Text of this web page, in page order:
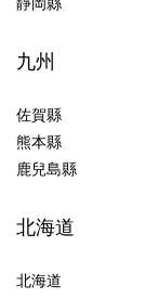
九州
佐賀縣
熊本縣
鹿兒島縣
北海道
北海道